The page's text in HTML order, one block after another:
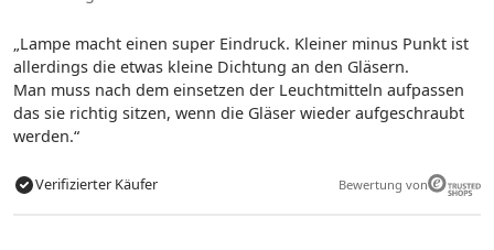
Lampe macht einen super Eindruck. Kleiner minus Punkt ist
allerdings die etwas kleine Dichtung an den Gläsern.
Man muss nach dem einsetzen der Leuchtmitteln aufpassen
das sie richtig sitzen, wenn die Gläser wieder aufgeschraubt
werden.
Verifizierter Käufer Bewertung von